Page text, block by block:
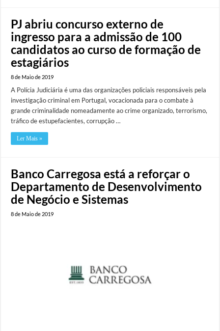
PJ abriu concurso externo de
ingresso para a admissão de 100
candidatos ao curso de formação de
estagiários
8 de Maio de 2019
A Polícia Judiciária é uma das organizações policiais responsáveis pela
investigação criminal em Portugal, vocacionada para o combate à
grande criminalidade nomeadamente ao crime organizado, terrorismo,
tráfico de estupefacientes, corrupção …
Ler Mais »
Banco Carregosa está a reforçar o
Departamento de Desenvolvimento
de Negócio e Sistemas
8 de Maio de 2019